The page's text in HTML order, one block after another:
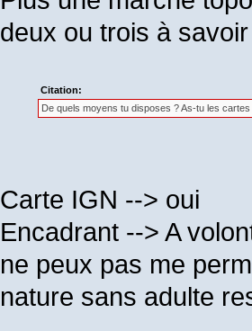
deux ou trois à
Citation:
De quels moyens tu disposes ? As-tu les
Carte IGN --> oui
Encadrant --> A
ne peux pas me
nature sans adulte